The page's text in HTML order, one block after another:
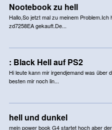
Nootebook zu hell
Hallo,So jetzt mal zu meinem
zd7258EA gekauft.De...
: Black Hell auf PS2
Hi leute kann mir irgendjemand was über
besten mir noch lin...
hell und dunkel
mein power book G4 startet hoch aber